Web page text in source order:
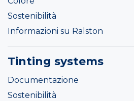
Sostenibilità
Informazioni su Ralston
Tinting systems
Documentazione
Sostenibilità